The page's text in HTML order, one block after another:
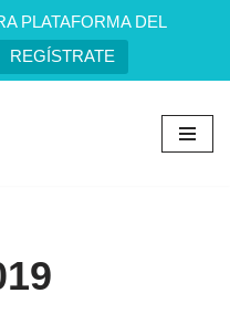
PLATAFORMA DEL
REGÍSTRATE